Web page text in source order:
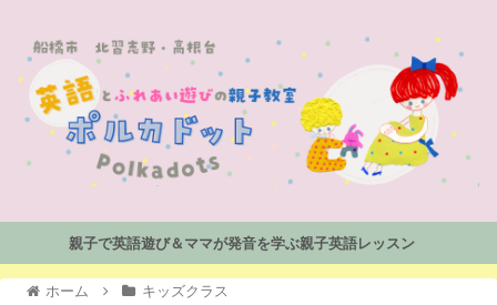
親子で英語遊び＆ママが発音を学ぶ親子英語レッスン
ホーム キッズクラス